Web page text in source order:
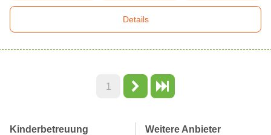
Details
1
Kinderbetreuung Weitere Anbieter